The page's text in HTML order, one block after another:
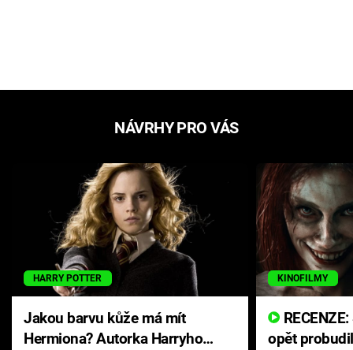
NÁVRHY PRO VÁS
HARRY POTTER
Jakou barvu kůže má mít
Hermiona? Autorka Harryho
KINOFILMY
opět